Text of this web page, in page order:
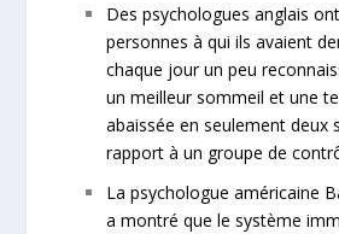
Des psychologues anglais
personnes à qui ils avaient
chaque jour un peu
un meilleur sommeil et une t
abaissée en seulement deux
rapport à un groupe de
La psychologue américaine
a montré que le système